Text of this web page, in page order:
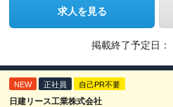
求人を見る
掲載終了予定日：
NEW 正社員 自己PR不要
日建リース工業株式会社